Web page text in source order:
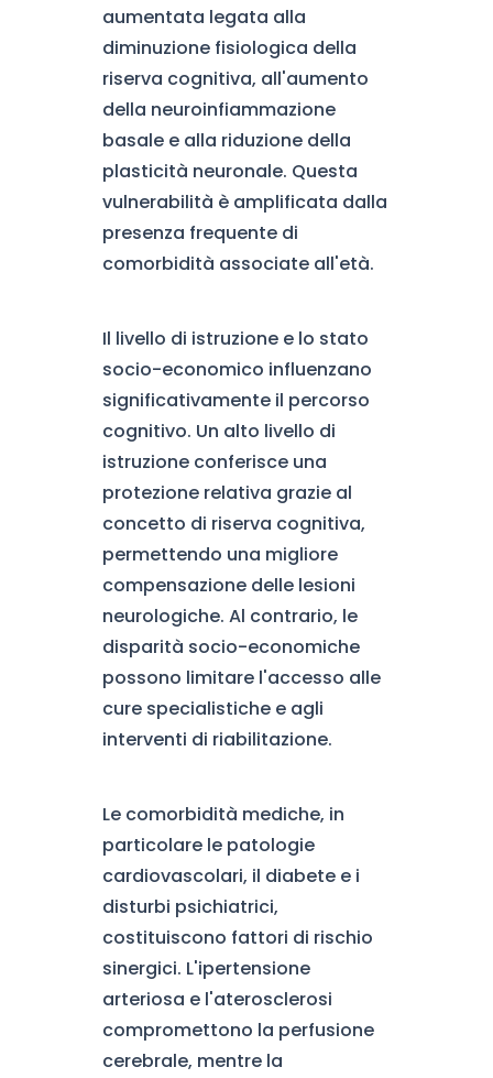
aumentata legata alla
diminuzione fisiologica della
riserva cognitiva, all'aumento
della neuroinfiammazione
basale e alla riduzione della
plasticità neuronale. Questa
vulnerabilità è amplificata dalla
presenza frequente di
comorbidità associate all'età.
Il livello di istruzione e lo stato
socio-economico influenzano
significativamente il percorso
cognitivo. Un alto livello di
istruzione conferisce una
protezione relativa grazie al
concetto di riserva cognitiva,
permettendo una migliore
compensazione delle lesioni
neurologiche. Al contrario, le
disparità socio-economiche
possono limitare l'accesso alle
cure specialistiche e agli
interventi di riabilitazione.
Le comorbidità mediche, in
particolare le patologie
cardiovascolari, il diabete e i
disturbi psichiatrici,
costituiscono fattori di rischio
sinergici. L'ipertensione
arteriosa e l'aterosclerosi
compromettono la perfusione
cerebrale, mentre la